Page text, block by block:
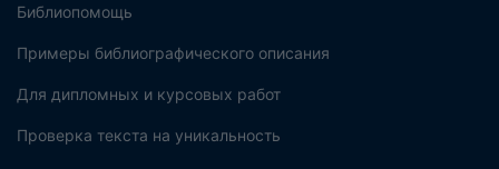
Библиопомощь
Примеры библиографического описания
Для дипломных и курсовых работ
Проверка текста на уникальность